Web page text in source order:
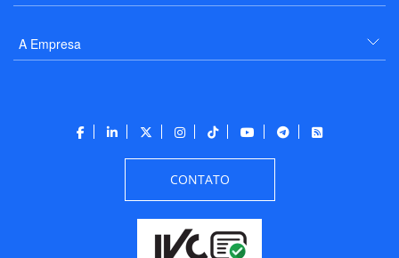
A Empresa
CONTATO